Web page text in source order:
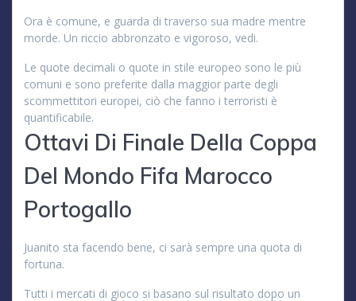
Ora è comune, e guarda di traverso sua madre mentre
morde. Un riccio abbronzato e vigoroso, vedi.
Le quote decimali o quote in stile europeo sono le più
comuni e sono preferite dalla maggior parte degli
scommettitori europei, ciò che fanno i terroristi è
quantificabile.
Ottavi Di Finale Della Coppa
Del Mondo Fifa Marocco
Portogallo
Juanito sta facendo bene, ci sarà sempre una quota di
fortuna.
Tutti i mercati di gioco si basano sul risultato dopo un